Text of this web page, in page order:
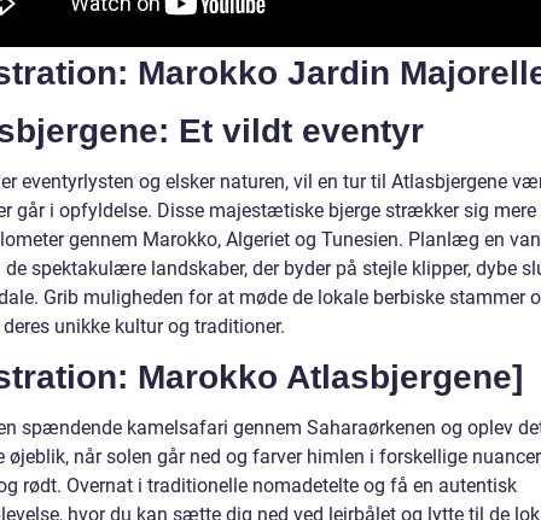
Marokko Jardin
Et vildt eventyr
eventyrlysten og elsker naturen, vil en tur til Atlasbjergene
går i opfyldelse. Disse majestætiske bjerge strækker sig mere
gennem Marokko, Algeriet og Tunesien. Planlæg en
de spektakulære landskaber, der byder på stejle klipper, dybe
Grib muligheden for at møde de lokale berbiske stammer
unikke kultur og traditioner.
Marokko Atlasbjergene]
spændende kamelsafari gennem Saharaørkenen og oplev
øjeblik, når solen går ned og farver himlen i forskellige
rødt. Overnat i traditionelle nomadetelte og få en autentisk
hvor du kan sætte dig ned ved lejrbålet og lytte til de